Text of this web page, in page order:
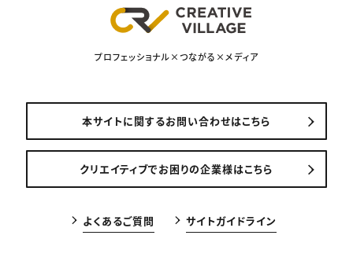
プロフェッショナル×つながる×メディア
本サイトに関するお問い合わせはこちら
クリエイティブでお困りの企業様はこちら
よくあるご質問 サイトガイドライン